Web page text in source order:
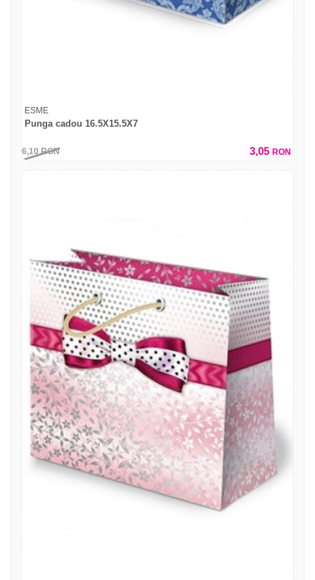
ESME
Punga cadou 16.5X15.5X7
6,10RON 3,05 RON